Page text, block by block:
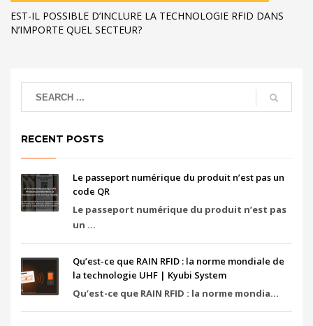
EST-IL POSSIBLE D’INCLURE LA TECHNOLOGIE RFID DANS
N’IMPORTE QUEL SECTEUR?
RECENT POSTS
Le passeport numérique du produit n’est pas un
code QR
Le passeport numérique du produit n’est pas
un ...
Qu’est-ce que RAIN RFID : la norme mondiale de
la technologie UHF | Kyubi System
Qu’est-ce que RAIN RFID : la norme mondia...